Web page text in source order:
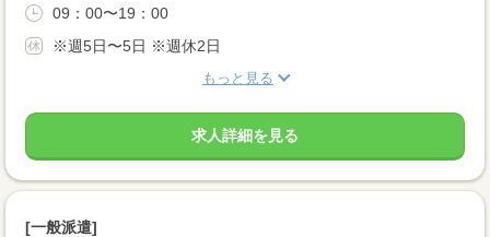
09：00〜19：00
※週5日〜5日 ※週休2日
もっと見る
求人詳細を見る
[一般派遣]